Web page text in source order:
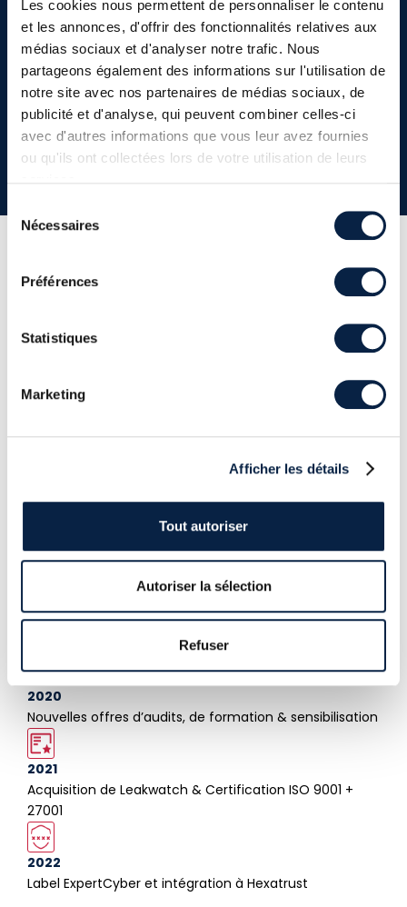
Les cookies nous permettent de personnaliser le contenu
et les annonces, d'offrir des fonctionnalités relatives aux
médias sociaux et d'analyser notre trafic. Nous
partageons également des informations sur l'utilisation de
notre site avec nos partenaires de médias sociaux, de
publicité et d'analyse, qui peuvent combiner celles-ci
avec d'autres informations que vous leur avez fournies
ou qu'ils ont collectées lors de votre utilisation de leurs
Nécessaires
Préférences
Statistiques
Marketing
Afficher les détails
Tout autoriser
Autoriser la sélection
Refuser
Nos hobbies
L’histoire de Login Sécurité
L’étendue de nos domaines d’expertise, basés sur
connaissances et de compétences rares sur le
2017-2018
2019
Nos activités deviennent rentables
2020
Nouvelles offres d’audits, de formation & sensibilisation
2021
Acquisition de Leakwatch & Certification ISO 9001 +
27001
2022
Label ExpertCyber et intégration à Hexatrust